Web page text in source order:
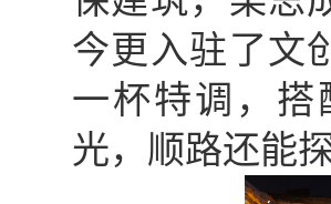
今更入驻了文
一杯特调，搭
光，顺路还能